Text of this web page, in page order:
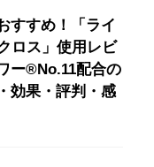
すすめ！「ライ
ロス」使用レビ
ー®No.11配合の
効果・評判・感